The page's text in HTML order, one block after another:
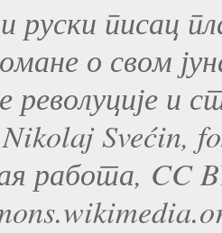
руски писац
о свом
револуције и
Svećin,
работа, CC